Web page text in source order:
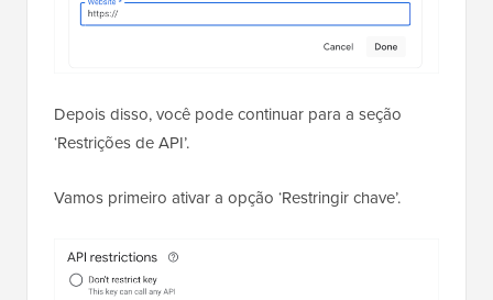
Depois disso, você pode continuar para a seção
‘Restrições de API’.
Vamos primeiro ativar a opção ‘Restringir chave’.